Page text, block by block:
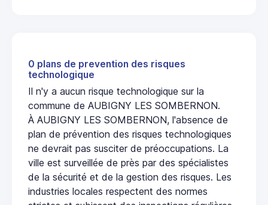
0 plans de prevention des risques
technologique
Il n'y a aucun risque technologique sur la
commune de AUBIGNY LES SOMBERNON.
À AUBIGNY LES SOMBERNON, l'absence de
plan de prévention des risques technologiques
ne devrait pas susciter de préoccupations. La
ville est surveillée de près par des spécialistes
de la sécurité et de la gestion des risques. Les
industries locales respectent des normes